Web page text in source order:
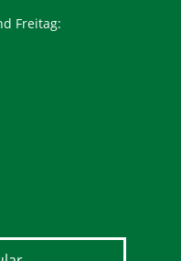
Freitag: